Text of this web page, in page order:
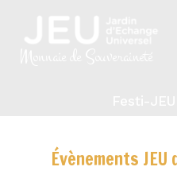
Évènements